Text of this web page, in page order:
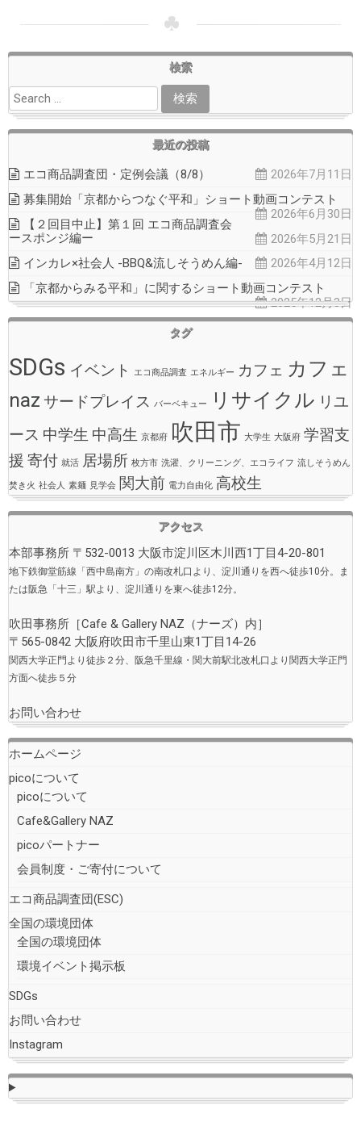
検索
最近の投稿
エコ商品調査団・定例会議（8/8）
2026年7月11日
募集開始「京都からつなぐ平和」ショート動画コンテスト
2026年6月30日
【２回目中止】第１回 エコ商品調査会
ースポンジ編ー
2026年5月21日
インカレ×社会人 -BBQ&流しそうめん編-
2026年4月12日
「京都からみる平和」に関するショート動画コンテスト
2025年12月3日
タグ
SDGs イベント エコ商品調査 エネルギー カフェ カフェ
naz サードプレイス バーベキュー リサイクル リユ
ース 中学生 中高生 京都府 吹田市 大学生 大阪府 学習支
援 寄付 就活 居場所 枚方市 洗濯、クリーニング、エコライフ 流しそうめん
焚き火 社会人 素麺 見学会 関大前 電力自由化 高校生
アクセス
本部事務所 〒532-0013 大阪市淀川区木川西1丁目4-20-801
地下鉄御堂筋線「西中島南方」の南改札口より、淀川通りを西へ徒歩10分。ま
たは阪急「十三」駅より、淀川通りを東へ徒歩12分。
吹田事務所［Cafe & Gallery NAZ（ナーズ） 内］
〒565-0842 大阪府吹田市千里山東1丁目14-26
関西大学正門より徒歩２分、阪急千里線・関大前駅北改札口より関西大学正門
方面へ徒歩５分
お問い合わせ
ホームページ
picoについて
picoについて
Cafe&Gallery NAZ
picoパートナー
会員制度・ご寄付について
エコ商品調査団(ESC)
全国の環境団体
全国の環境団体
環境イベント掲示板
SDGs
お問い合わせ
Instagram